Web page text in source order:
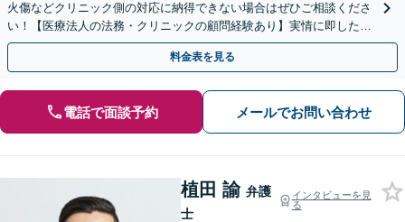
火傷などクリニック側の対応に納得できない場合はぜひご相談くださ
い！【医療法人の法務・クリニックの顧問経験あり】実情に即したア
ドバイスで、納得のできるトラブルの解決を目指します。
料金表を見る
電話で面談予約 メールでお問い合わせ
植田 諭 弁護
士
インタビューを見
る